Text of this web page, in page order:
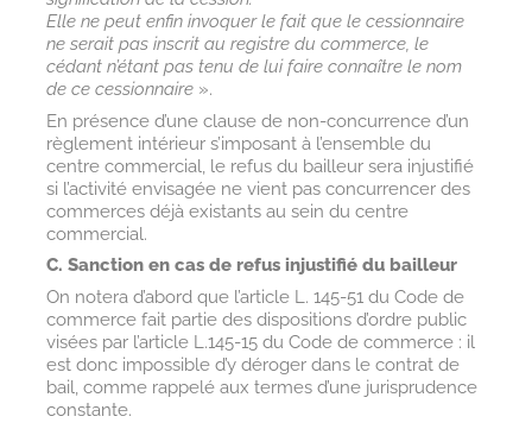
Elle ne peut enfin invoquer le fait que le cessionnaire
ne serait pas inscrit au registre du commerce, le
cédant n’étant pas tenu de lui faire connaître le nom
de ce cessionnaire».
En présence d’une clause de non-concurrence d’un
règlement intérieur s’imposant à l’ensemble du
centre commercial, le refus du bailleur sera injustifié
si l’activité envisagée ne vient pas concurrencer des
commerces déjà existants au sein du centre
commercial.
C. Sanction en cas de refus injustifié du bailleur
On notera d’abord que l’article L. 145-51 du Code de
commerce fait partie des dispositions d’ordre public
visées par l’article L.145-15 du Code de commerce : il
est donc impossible d’y déroger dans le contrat de
bail, comme rappelé aux termes d’une jurisprudence
constante.